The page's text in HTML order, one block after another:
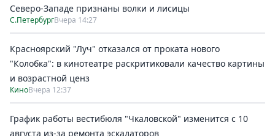
Северо-Западе признаны волки и лисицы
С.ПетербургВчера 14:27
Красноярский "Луч" отказался от проката нового
"Колобка": в кинотеатре раскритиковали качество картины
и возрастной ценз
КиноВчера 12:37
График работы вестибюля "Чкаловской" изменится с 10
августа из-за ремонта эскалаторов